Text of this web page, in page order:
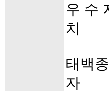
우 수
치
태백
자